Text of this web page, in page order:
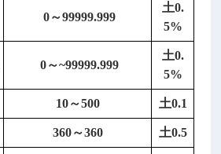
0～99999.999
土0.
5%
0～~99999.999
土0.
5%
10～500 土0.1
360～360 土0.5